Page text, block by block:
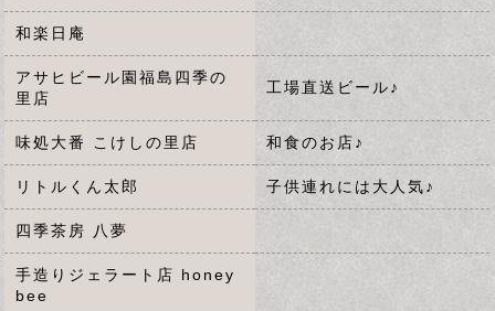
和楽日庵
アサヒビール園福島四季の
里店
工場直送ビール♪
味処大番 こけしの里店 和食のお店♪
リトルくん太郎 子供連れには大人気♪
四季茶房 八夢
手造りジェラート店 honey
bee